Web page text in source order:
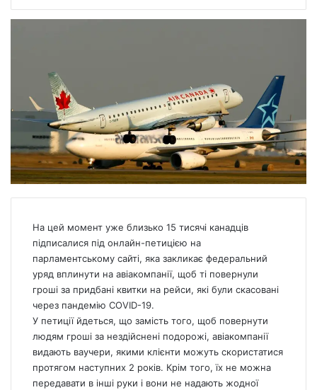
На цей момент уже близько 15 тисячі канадців
підписалися під онлайн-петицією на
парламентському сайті, яка закликає федеральний
уряд вплинути на авіакомпанії, щоб ті повернули
гроші за придбані квитки на рейси, які були скасовані
через пандемію COVID-19.
У петиції йдеться, що замість того, щоб повернути
людям гроші за нездійснені подорожі, авіакомпанії
видають ваучери, якими клієнти можуть скористатися
протягом наступних 2 років. Крім того, їх не можна
передавати в інші руки і вони не надають жодної